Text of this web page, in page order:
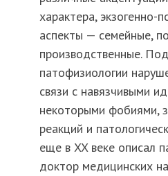
характера, экзогенно-
аспекты — семейные,
производственные.
патофизиологии
связи с навязчивыми
некоторыми фобиями,
реакций и
еще в XX веке описал
доктор медицинских